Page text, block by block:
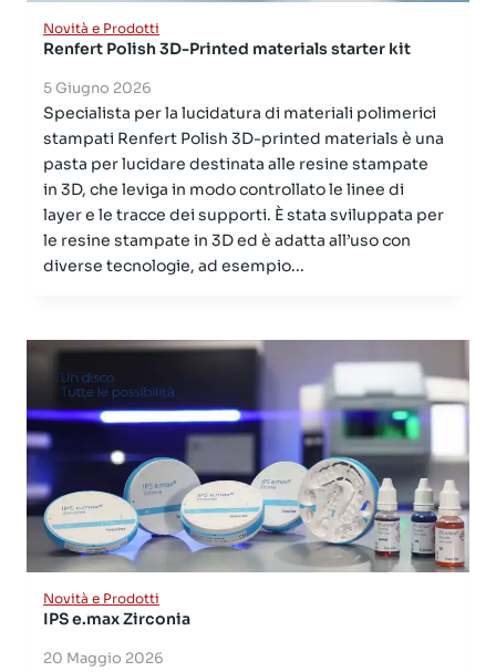
Novità e Prodotti
Renfert Polish 3D-Printed materials starter kit
5 Giugno 2026
Specialista per la lucidatura di materiali polimerici
stampati Renfert Polish 3D-printed materials è una
pasta per lucidare destinata alle resine stampate
in 3D, che leviga in modo controllato le linee di
layer e le tracce dei supporti. È stata sviluppata per
le resine stampate in 3D ed è adatta all’uso con
diverse tecnologie, ad esempio...
Novità e Prodotti
IPS e.max Zirconia
20 Maggio 2026